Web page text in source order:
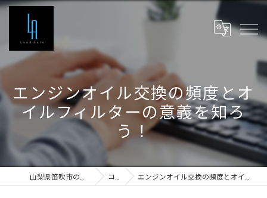
エンジンオイル交換の頻度とオ
イルフィルターの意義を知ろ
う！
コラム エンジンオイル交換の頻度とオイルフィルターの意義を知ろう！